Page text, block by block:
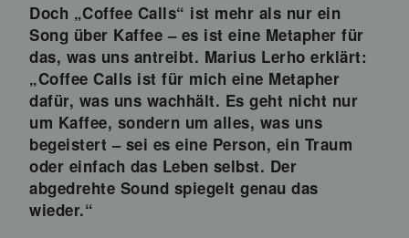
Doch „Coffee Calls“ ist mehr als nur ein
Song über Kaffee – es ist eine Metapher für
das, was uns antreibt. Marius Lerho erklärt:
„Coffee Calls ist für mich eine Metapher
dafür, was uns wachhält. Es geht nicht nur
um Kaffee, sondern um alles, was uns
begeistert – sei es eine Person, ein Traum
oder einfach das Leben selbst. Der
abgedrehte Sound spiegelt genau das
wieder.“